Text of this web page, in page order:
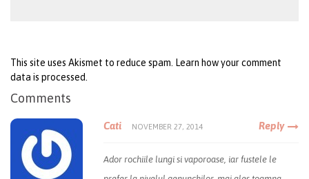
This site uses Akismet to reduce spam.
Learn how your comment
data is processed
Comments
Cati NOVEMBER 27, 2014 Reply
Ador rochiile lungi si vaporoase, iar fustele le